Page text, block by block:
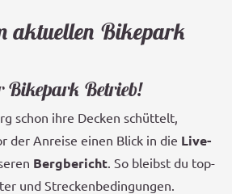
aktuellen Bikepark
Bikepark Betrieb!
schon ihre Decken schüttelt,
der Anreise einen Blick in die Live-
Bergbericht. So bleibst du top-
und Streckenbedingungen.